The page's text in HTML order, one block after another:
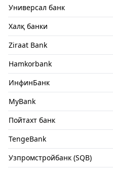
Универсал банк
Халқ банки
Ziraat Bank
Hamkorbank
ИнфинБанк
MyBank
Пойтахт банк
TengeBank
Узпромстройбанк (SQB)